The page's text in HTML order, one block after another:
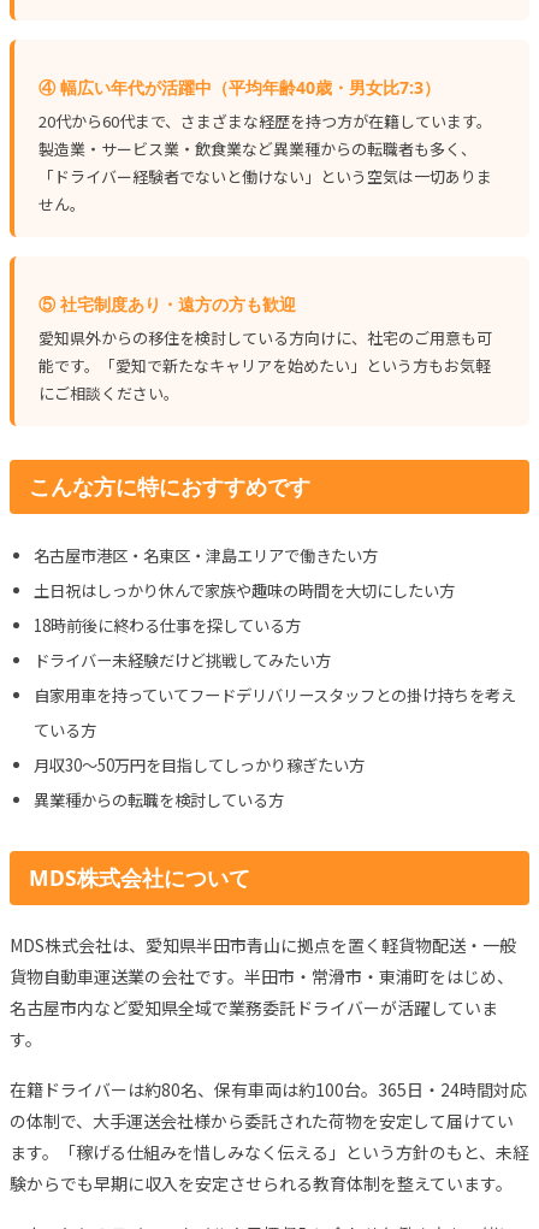
④ 幅広い年代が活躍中（平均年齢40歳・男女比7:3）
20代から60代まで、さまざまな経歴を持つ方が在籍しています。
製造業・サービス業・飲食業など異業種からの転職者も多く、
「ドライバー経験者でないと働けない」という空気は一切ありま
せん。
⑤ 社宅制度あり・遠方の方も歓迎
愛知県外からの移住を検討している方向けに、社宅のご用意も可
能です。「愛知で新たなキャリアを始めたい」という方もお気軽
にご相談ください。
こんな方に特におすすめです
名古屋市港区・名東区・津島エリアで働きたい方
土日祝はしっかり休んで家族や趣味の時間を大切にしたい方
18時前後に終わる仕事を探している方
ドライバー未経験だけど挑戦してみたい方
自家用車を持っていてフードデリバリースタッフとの掛け持ちを考え
ている方
月収30〜50万円を目指してしっかり稼ぎたい方
異業種からの転職を検討している方
MDS株式会社について
MDS株式会社は、愛知県半田市青山に拠点を置く軽貨物配送・一般
貨物自動車運送業の会社です。半田市・常滑市・東浦町をはじめ、
名古屋市内など愛知県全域で業務委託ドライバーが活躍していま
す。
在籍ドライバーは約80名、保有車両は約100台。365日・24時間対応
の体制で、大手運送会社様から委託された荷物を安定して届けてい
ます。「稼げる仕組みを惜しみなく伝える」という方針のもと、未経
験からでも早期に収入を安定させられる教育体制を整えています。